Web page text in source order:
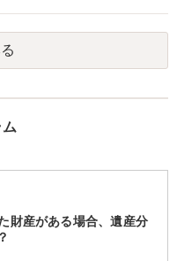
財産がある場合、遺産分